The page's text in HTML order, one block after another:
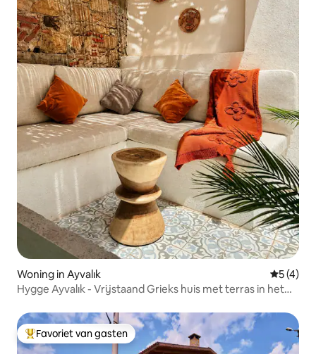
Woning in Ayvalık
5 (4)
Hygge Ayvalık - Vrijstaand Grieks huis met terras in het
Topfavoriet van gasten
Favoriet van gasten